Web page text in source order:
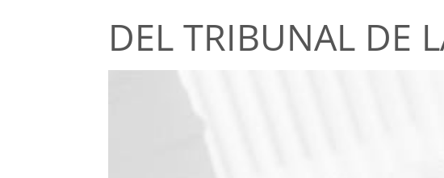
DEL TRIBUNAL DE